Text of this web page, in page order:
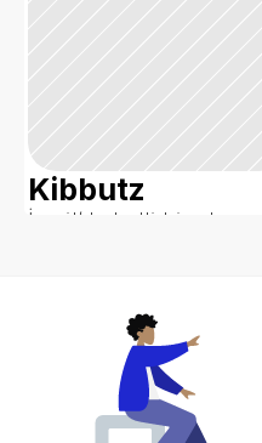
Kibbutz
İsrail’de belli bir alana
faydalandığı tarım
alanları/yerleşkelerdir.